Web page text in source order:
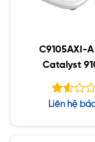
C9105AXI-
Catalyst
Series
Được
Liên hệ